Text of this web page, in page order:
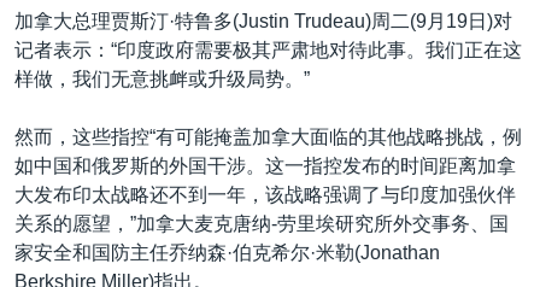
加拿大总理贾斯汀·特鲁多(Justin Trudeau)周二(9月19日)对
记者表示：“印度政府需要极其严肃地对待此事。我们正在这
样做，我们无意挑衅或升级局势。”
然而，这些指控“有可能掩盖加拿大面临的其他战略挑战，例
如中国和俄罗斯的外国干涉。这一指控发布的时间距离加拿
大发布印太战略还不到一年，该战略强调了与印度加强伙伴
关系的愿望，”加拿大麦克唐纳-劳里埃研究所外交事务、国
家安全和国防主任乔纳森·伯克希尔·米勒(Jonathan
Berkshire Miller)指出。